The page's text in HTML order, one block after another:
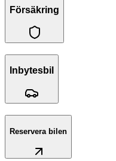
Försäkring
Inbytesbil
Reservera bilen